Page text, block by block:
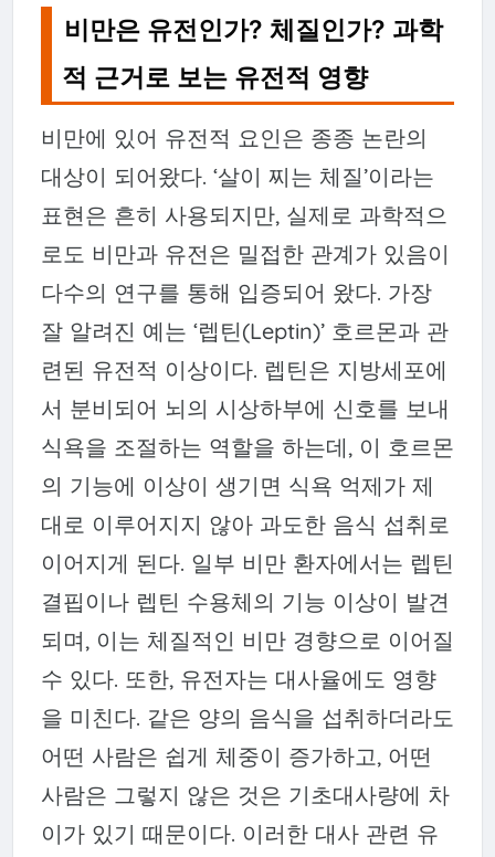
비만은 유전인가? 체질인가? 과학
적 근거로 보는 유전적 영향
비만에 있어 유전적 요인은 종종 논란의
대상이 되어왔다. ‘살이 찌는 체질’이라는
표현은 흔히 사용되지만, 실제로 과학적으
로도 비만과 유전은 밀접한 관계가 있음이
다수의 연구를 통해 입증되어 왔다. 가장
잘 알려진 예는 ‘렙틴(Leptin)’ 호르몬과 관
련된 유전적 이상이다. 렙틴은 지방세포에
서 분비되어 뇌의 시상하부에 신호를 보내
식욕을 조절하는 역할을 하는데, 이 호르몬
의 기능에 이상이 생기면 식욕 억제가 제
대로 이루어지지 않아 과도한 음식 섭취로
이어지게 된다. 일부 비만 환자에서는 렙틴
결핍이나 렙틴 수용체의 기능 이상이 발견
되며, 이는 체질적인 비만 경향으로 이어질
수 있다. 또한, 유전자는 대사율에도 영향
을 미친다. 같은 양의 음식을 섭취하더라도
어떤 사람은 쉽게 체중이 증가하고, 어떤
사람은 그렇지 않은 것은 기초대사량에 차
이가 있기 때문이다. 이러한 대사 관련 유